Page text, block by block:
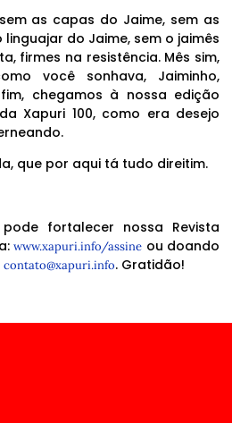
as capas do Jaime, sem as
do Jaime, sem o jaimês
firmes na resistência. Mês sim,
você sonhava, Jaiminho,
chegamos à nossa edição
Xapuri 100, como era desejo
que por aqui tá tudo direitim.
fortalecer nossa Revista
www.xapuri.info/assine ou doando
contato@xapuri.info. Gratidão!